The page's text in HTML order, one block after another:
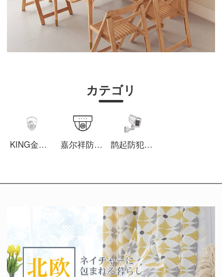
カテゴリ
KING金凯琳防犯カメラ 嘉尔祥防犯カメラ 鹊起防犯カメラ